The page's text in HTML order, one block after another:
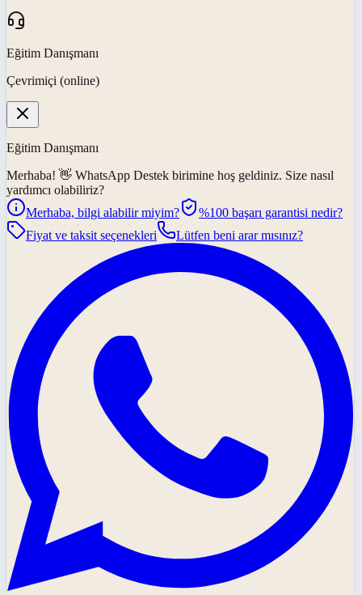
Eğitim Danışmanı
Çevrimiçi (online)
Eğitim Danışmanı
Merhaba! 👋 WhatsApp Destek birimine hoş geldiniz. Size nasıl
yardımcı olabiliriz?
Merhaba, bilgi alabilir miyim?
%100 başarı garantisi nedir?
Fiyat ve taksit seçenekleri
Lütfen beni arar mısınız?